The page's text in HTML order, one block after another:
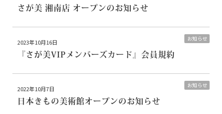
さが美 湘南店 オープンのお知らせ
お知らせ
2023年10月16日
『さが美VIPメンバーズカード』会員規約
お知らせ
2022年10月7日
日本きもの美術館オープンのお知らせ